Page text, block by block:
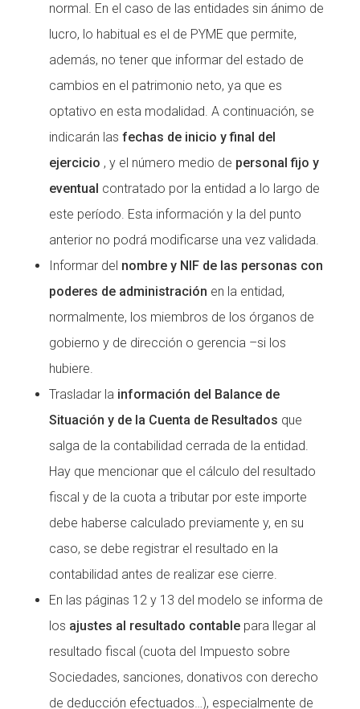
normal. En el caso de las entidades sin ánimo de
lucro, lo habitual es el de PYME que permite,
además, no tener que informar del estado de
cambios en el patrimonio neto, ya que es
optativo en esta modalidad. A continuación, se
indicarán las fechas de inicio y final del
ejercicio , y el número medio de personal fijo y
eventual contratado por la entidad a lo largo de
este período. Esta información y la del punto
anterior no podrá modificarse una vez validada.
Informar del nombre y NIF de las personas con
poderes de administración en la entidad,
normalmente, los miembros de los órganos de
gobierno y de dirección o gerencia –si los
hubiere.
Trasladar la información del Balance de
Situación y de la Cuenta de Resultados que
salga de la contabilidad cerrada de la entidad.
Hay que mencionar que el cálculo del resultado
fiscal y de la cuota a tributar por este importe
debe haberse calculado previamente y, en su
caso, se debe registrar el resultado en la
contabilidad antes de realizar ese cierre.
En las páginas 12 y 13 del modelo se informa de
los ajustes al resultado contablepara llegar al
resultado fiscal (cuota del Impuesto sobre
Sociedades, sanciones, donativos con derecho
de deducción efectuados…), especialmente de